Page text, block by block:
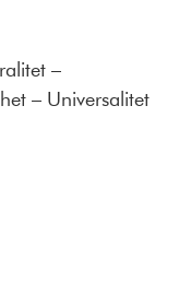
–
– Universalitet